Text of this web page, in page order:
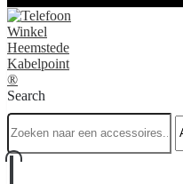
Search